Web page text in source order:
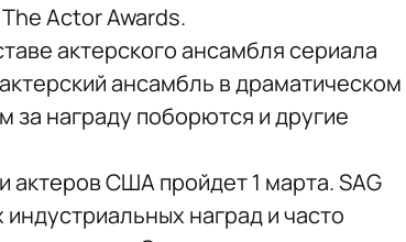
Actor Awards.
актерского ансамбля сериала
ансамбль в драматическом
за награду поборются и другие
США пройдет 1 марта. SAG
наград и часто